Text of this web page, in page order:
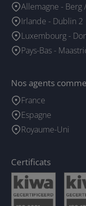
Allemagne - Berg
Irlande - Dublin 2
Luxembourg -
Pays-Bas -
Nos agents
France
Espagne
Royaume-Uni
Certificats